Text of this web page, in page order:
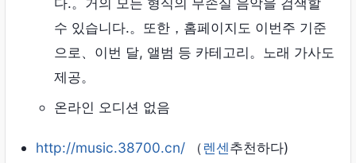
수 있습니다.。또한，홈페이지도 이번주 기준
으로、이번 달, 앨범 등 카테고리。노래 가사도
제공。
온라인 오디션 없음
http://music.38700.cn/ （렌센추천하다)